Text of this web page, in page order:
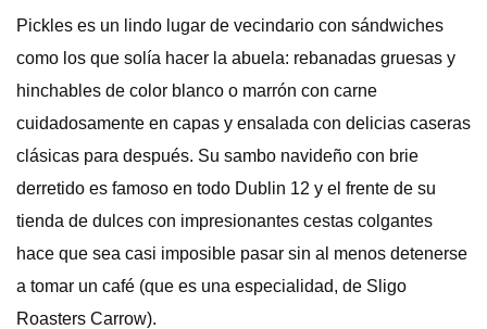
Pickles es un lindo lugar de vecindario con sándwiches
como los que solía hacer la abuela: rebanadas gruesas y
hinchables de color blanco o marrón con carne
cuidadosamente en capas y ensalada con delicias caseras
clásicas para después. Su sambo navideño con brie
derretido es famoso en todo Dublin 12 y el frente de su
tienda de dulces con impresionantes cestas colgantes
hace que sea casi imposible pasar sin al menos detenerse
a tomar un café (que es una especialidad, de Sligo
Roasters Carrow).